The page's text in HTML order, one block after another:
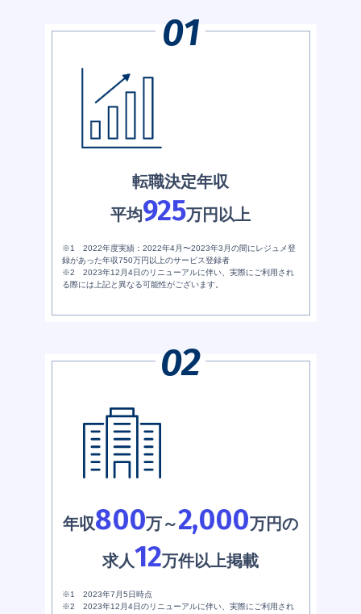
転職決定年収
平均925万円以上
※1 2022年度実績：2022年4月〜2023年3月の間にレジュメ登
録があった年収750万円以上のサービス登録者
※2 2023年12月4日のリニューアルに伴い、実際にご利用され
る際には上記と異なる可能性がございます。
年収800万～2,000万円の
求人12万件以上掲載
※1 2023年7月5日時点
※2 2023年12月4日のリニューアルに伴い、実際にご利用され